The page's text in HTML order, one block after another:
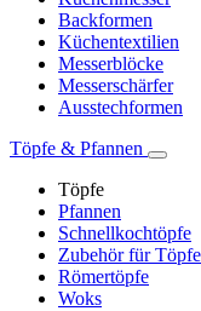
Backformen
Küchentextilien
Messerblöcke
Messerschärfer
Ausstechformen
Töpfe & Pfannen
Töpfe
Pfannen
Schnellkochtöpfe
Zubehör für
Römertöpfe
Woks